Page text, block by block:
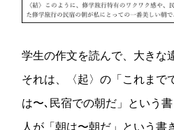
学生の作文を読んで、大きな
それは、〈起〉の「これまで
は〜､民宿での朝だ」という
人が「朝は〜朝だ」という書